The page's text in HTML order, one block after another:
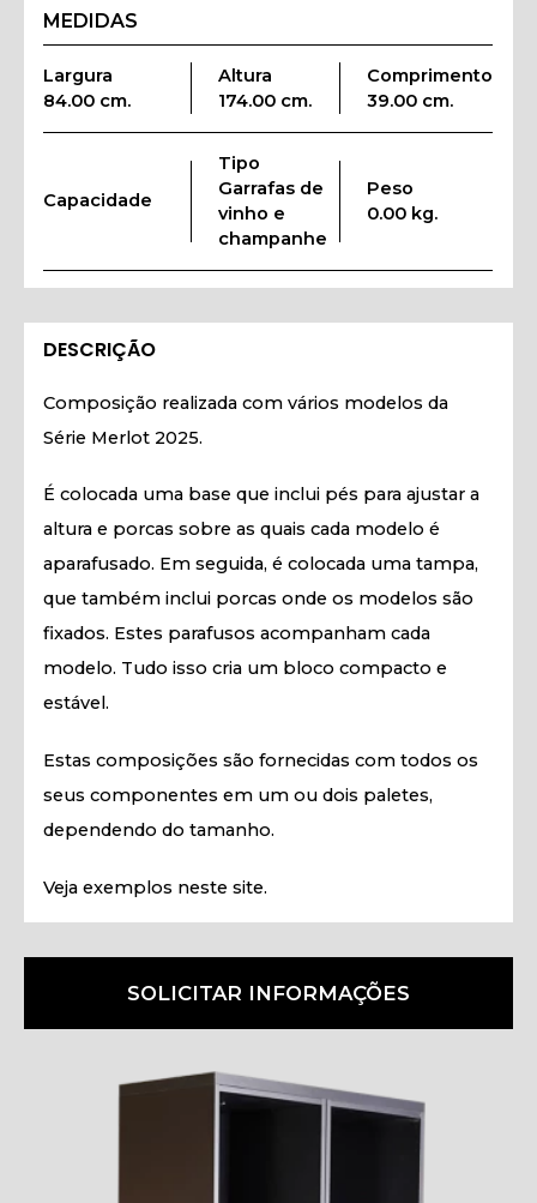
MEDIDAS
Largura
84.00 cm.
Altura
174.00 cm.
Comprimento
39.00 cm.
Capacidade
Tipo
Garrafas de
vinho e
champanhe
Peso
0.00 kg.
DESCRIÇÃO
Composição realizada com vários modelos da
Série Merlot 2025.
É colocada uma base que inclui pés para ajustar a
altura e porcas sobre as quais cada modelo é
aparafusado. Em seguida, é colocada uma tampa,
que também inclui porcas onde os modelos são
fixados. Estes parafusos acompanham cada
modelo. Tudo isso cria um bloco compacto e
estável.
Estas composições são fornecidas com todos os
seus componentes em um ou dois paletes,
dependendo do tamanho.
Veja exemplos neste site.
SOLICITAR INFORMAÇÕES